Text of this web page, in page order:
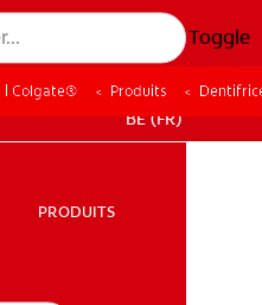
Toggle
BE (FR)
PRODUITS
| Colgate® Produits